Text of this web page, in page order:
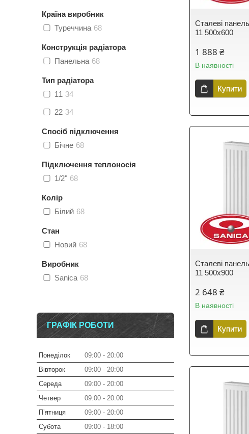
Сталеві
11 500х600
1 888 ₴
В наявності
Купити
Сталеві
11 500х900
2 648 ₴
В наявності
Купити
Країна виробник
Туреччина 68
Конструкція радіатора
Панельна 68
Тип радіатора
11 34
22 34
Спосіб підключення
Бічне 68
Підключення теплоносія
1/2" 68
Колір
Білий 68
Стан
Новий 68
Виробник
Sanica 68
ГРАФІК РОБОТИ
Понеділок 09:00
20:00
Вівторок
09:00
20:00
Середа
09:00
20:00
Четвер
09:00
20:00
Пʼятниця
09:00
20:00
Субота
09:00
18:00